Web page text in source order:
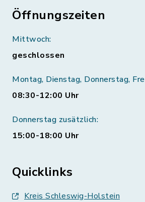
Öffnungszeiten
Mittwoch:
geschlossen
Montag, Dienstag, Donnerstag,
08:30-12:00 Uhr
Donnerstag zusätzlich:
15:00-18:00 Uhr
Quicklinks
Kreis Schleswig-Holstein